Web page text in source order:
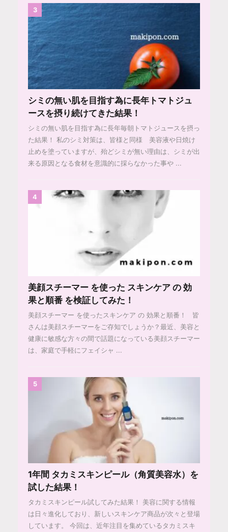
3
シミの無い肌を目指す為に長年トマトジュ
ースを摂り続けてきた結果！
シミの無い肌を目指す為に長年毎朝トマトジュースを摂っ
た結果！ 私のシミ対策は、皆様と同様 美容液や日焼け
止めを塗っていますが、殆どシミが無い理由は、シミが出
来る原因となる食材を意識的に採らなかった事や ...
4
美顔スチーマー を使った スキンケア の 効
果と順番 を検証してみた！
美顔スチーマー を使ったスキンケア の 効果と順番！ 皆
さんは美顔スチーマーをご存知でしょうか？最近、美容と
健康に敏感な方々の間で話題になっている美顔スチーマー
は、家庭で手軽にフェイシャ ...
5
1年間 タカミスキンピール（角質美容水）を
試した結果！
タカミスキンピール試してみた結果！ 美容に関する情報
は日々進化しており、新しいスキンケア商品が次々と登場
しています。 今回は、近年注目を集めているタカミスキ